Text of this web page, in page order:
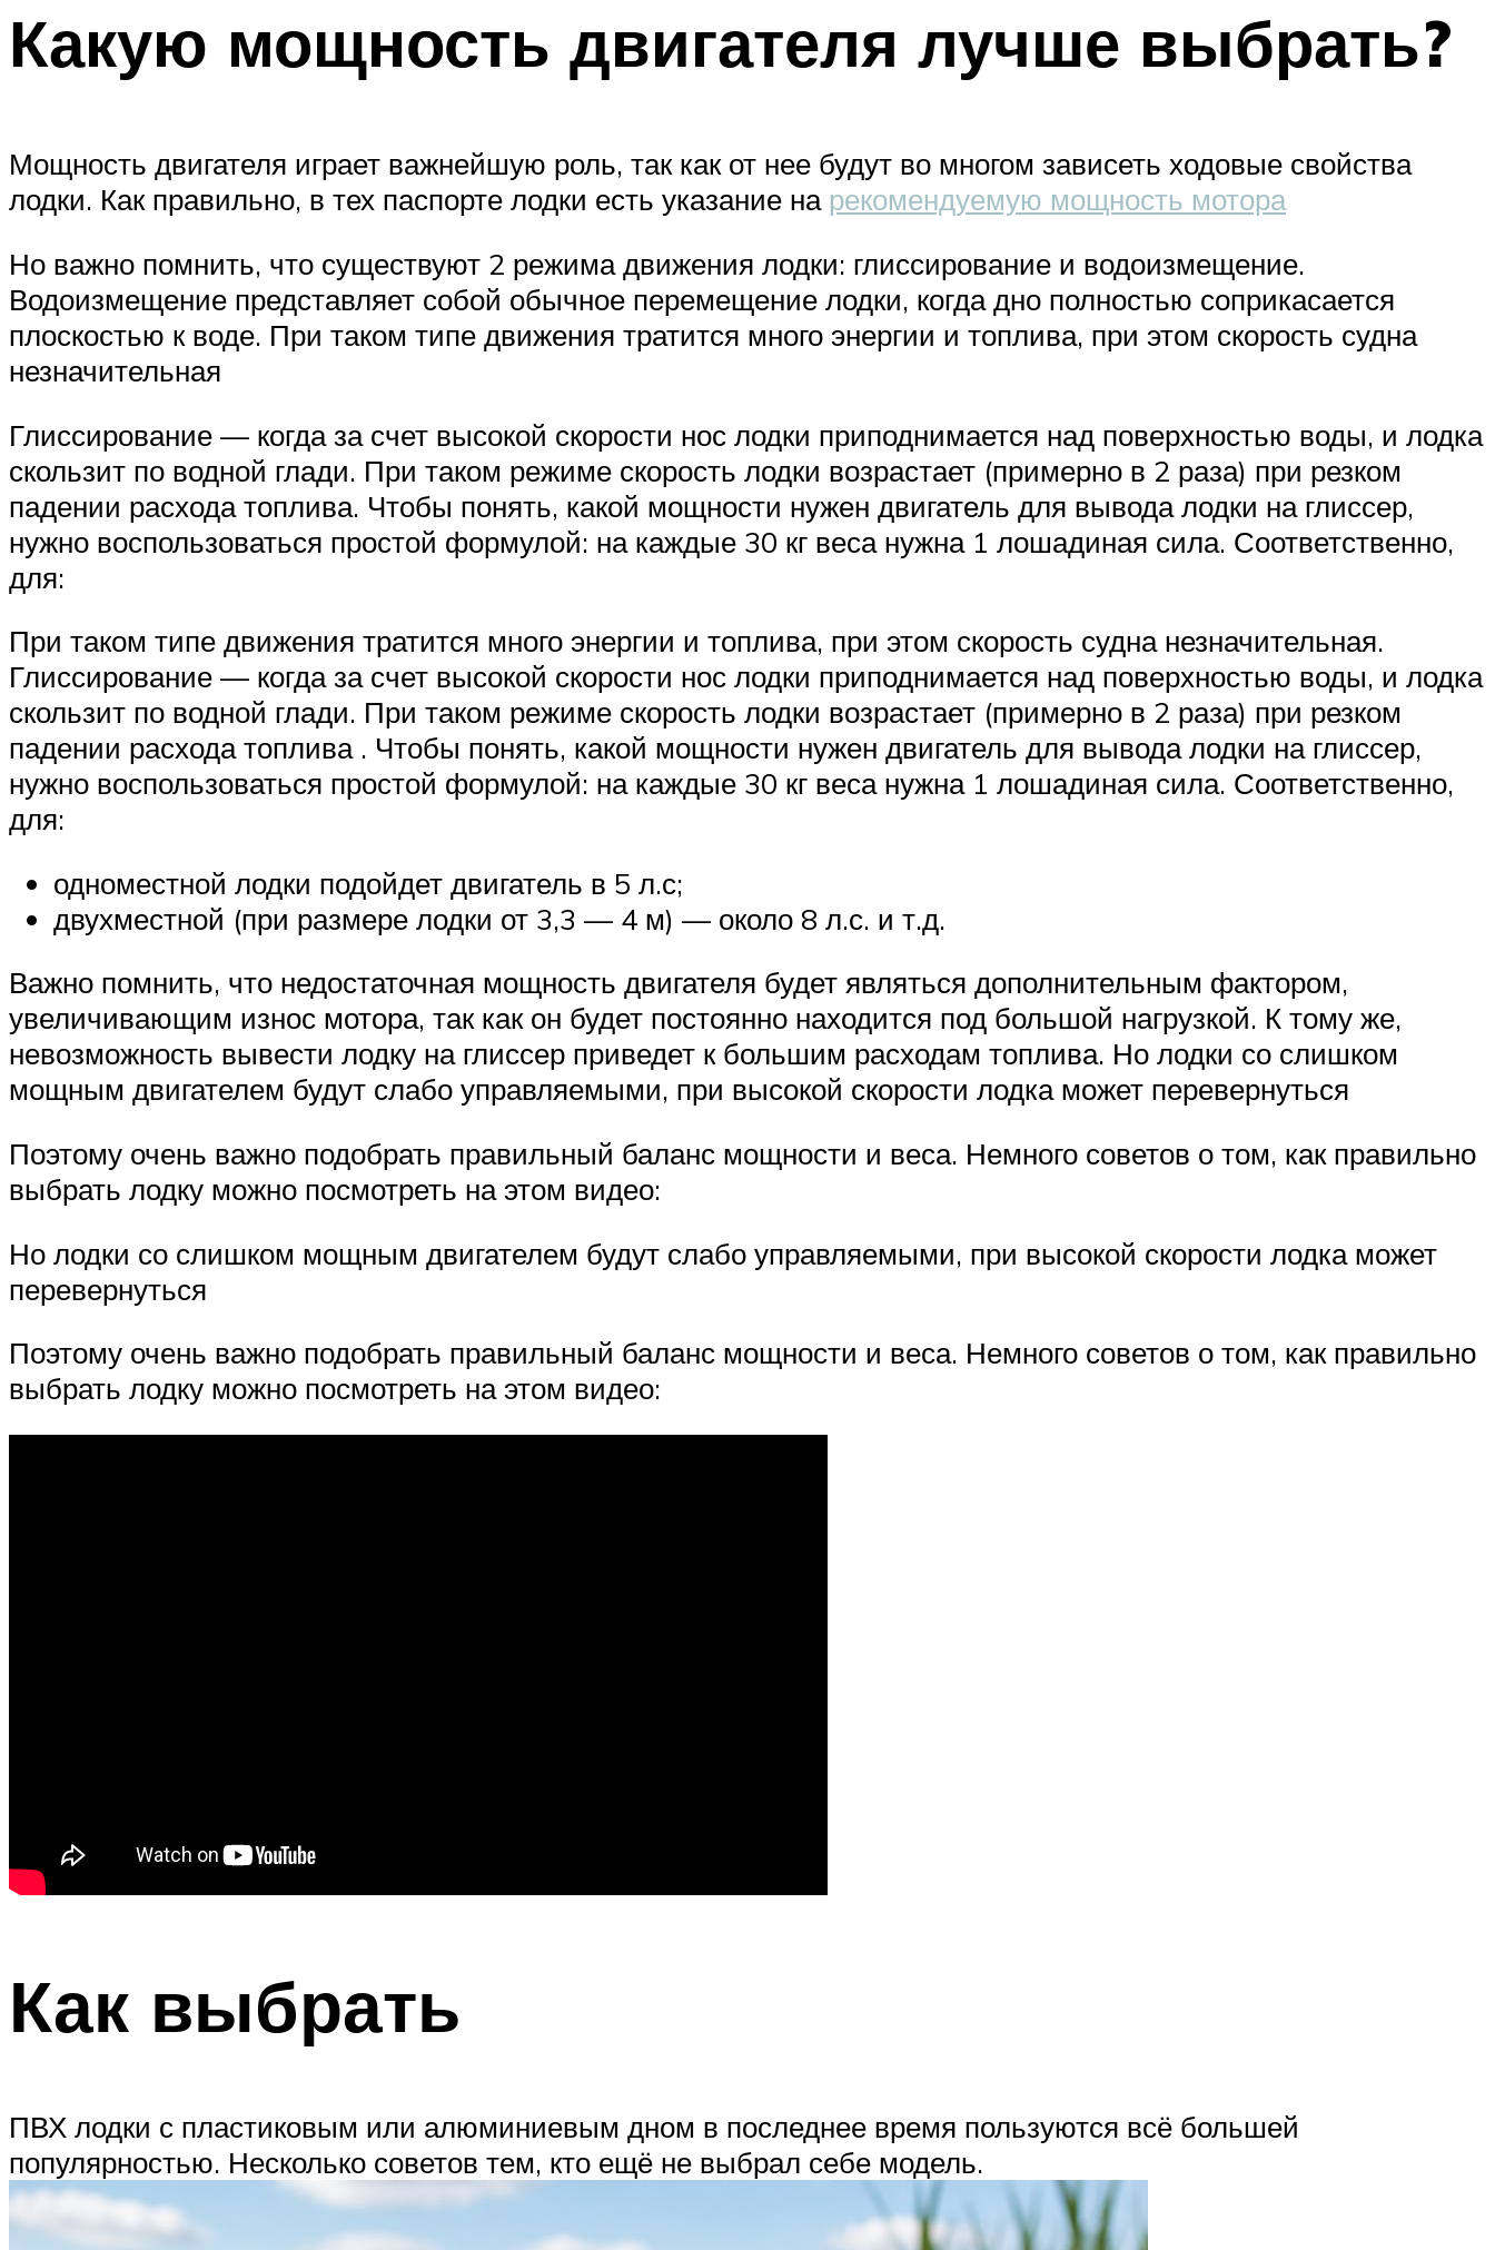
Какую мощность двигателя лучше выбрать?
Мощность двигателя играет важнейшую роль, так как от нее будут во многом зависеть ходовые свойства
лодки. Как правильно, в тех паспорте лодки есть указание на рекомендуемую мощность мотора
Но важно помнить, что существуют 2 режима движения лодки: глиссирование и водоизмещение.
Водоизмещение представляет собой обычное перемещение лодки, когда дно полностью соприкасается
плоскостью к воде. При таком типе движения тратится много энергии и топлива, при этом скорость судна
незначительная
Глиссирование — когда за счет высокой скорости нос лодки приподнимается над поверхностью воды, и лодка
скользит по водной глади. При таком режиме скорость лодки возрастает (примерно в 2 раза) при резком
падении расхода топлива. Чтобы понять, какой мощности нужен двигатель для вывода лодки на глиссер,
нужно воспользоваться простой формулой: на каждые 30 кг веса нужна 1 лошадиная сила. Соответственно,
для:
При таком типе движения тратится много энергии и топлива, при этом скорость судна незначительная.
Глиссирование — когда за счет высокой скорости нос лодки приподнимается над поверхностью воды, и лодка
скользит по водной глади. При таком режиме скорость лодки возрастает (примерно в 2 раза) при резком
падении расхода топлива . Чтобы понять, какой мощности нужен двигатель для вывода лодки на глиссер,
нужно воспользоваться простой формулой: на каждые 30 кг веса нужна 1 лошадиная сила. Соответственно,
для:
одноместной лодки подойдет двигатель в 5 л.с;
двухместной (при размере лодки от 3,3 — 4 м) — около 8 л.с. и т.д.
Важно помнить, что недостаточная мощность двигателя будет являться дополнительным фактором,
увеличивающим износ мотора, так как он будет постоянно находится под большой нагрузкой. К тому же,
невозможность вывести лодку на глиссер приведет к большим расходам топлива. Но лодки со слишком
мощным двигателем будут слабо управляемыми, при высокой скорости лодка может перевернуться
Поэтому очень важно подобрать правильный баланс мощности и веса. Немного советов о том, как правильно
выбрать лодку можно посмотреть на этом видео:
Но лодки со слишком мощным двигателем будут слабо управляемыми, при высокой скорости лодка может
перевернуться
Поэтому очень важно подобрать правильный баланс мощности и веса. Немного советов о том, как правильно
выбрать лодку можно посмотреть на этом видео:
Как выбрать
ПВХ лодки с пластиковым или алюминиевым дном в последнее время пользуются всё большей
популярностью. Несколько советов тем, кто ещё не выбрал себе модель.